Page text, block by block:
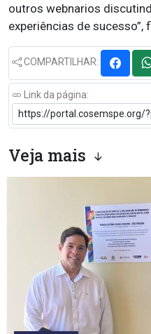
outros webnarios
experiências de sucesso”,
COMPARTILHAR:
Link da página:
Veja mais